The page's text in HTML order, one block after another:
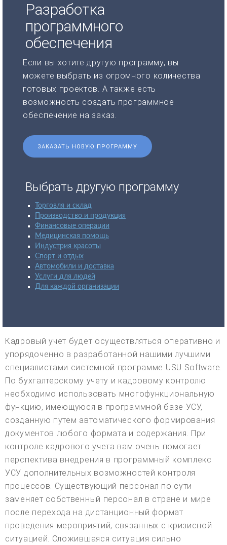
Разработка
программного
обеспечения
Если вы хотите другую программу, вы
можете выбрать из огромного количества
готовых проектов. А также есть
возможность создать программное
обеспечение на заказ.
ЗАКАЗАТЬ НОВУЮ ПРОГРАММУ
Выбрать другую программу
Торговля и склад
Производство и продукция
Финансовые операции
Медицинская помощь
Индустрия красоты
Спорт и отдых
Автомобили и доставка
Услуги для людей
Для каждой организации
Кадровый учет будет осуществляться оперативно и
упорядоченно в разработанной нашими лучшими
специалистами системной программе USU Software.
По бухгалтерскому учету и кадровому контролю
необходимо использовать многофункциональную
функцию, имеющуюся в программной базе УСУ,
созданную путем автоматического формирования
документов любого формата и содержания. При
контроле кадрового учета вам очень помогает
перспектива внедрения в программный комплекс
УСУ дополнительных возможностей контроля
процессов. Существующий персонал по сути
заменяет собственный персонал в стране и мире
после перехода на дистанционный формат
проведения мероприятий, связанных с кризисной
ситуацией. Сложившаяся ситуация сильно